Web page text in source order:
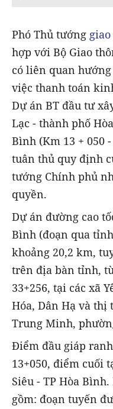
Phó Thủ tướng giao
hợp với Bộ Giao
có liên quan
việc thanh toán
Dự án BT đầu tư
Lạc - thành phố
Bình (Km 13 + 050
tuân thủ quy định
tướng Chính phủ
quyền.
Dự án đường cao
Bình (đoạn qua
khoảng 20,2 km,
trên địa bàn tỉnh,
33+256, tại các xã
Hóa, Dân Hạ và thị
Trung Minh,
Điểm đầu giáp
13+050, điểm cuối
Siêu - TP Hòa
gồm: đoạn tuyến